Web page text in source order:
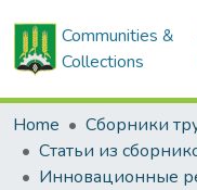
Communities &
Collections
Home